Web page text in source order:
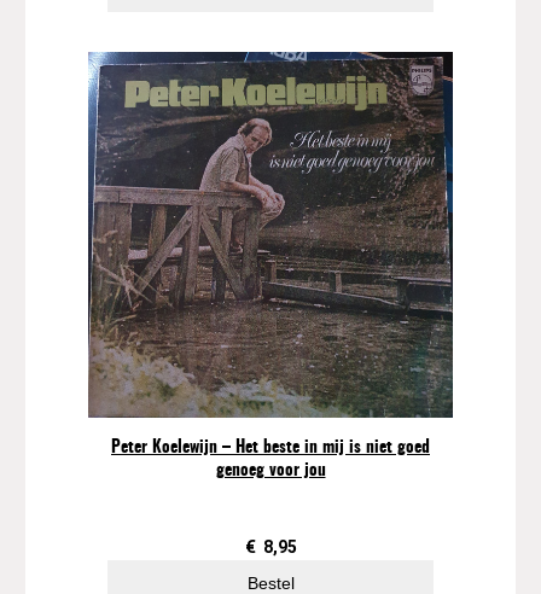
Peter Koelewijn – Het beste in mij is niet goed
genoeg voor jou
€ 8,95
Bestel